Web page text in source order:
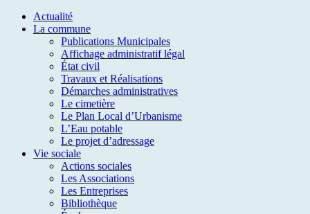
Actualité
La commune
Publications Municipales
Affichage administratif légal
État civil
Travaux et Réalisations
Démarches administratives
Le cimetière
Le Plan Local d’Urbanisme
L’Eau potable
Le projet d’adressage
Vie sociale
Actions sociales
Les Associations
Les Entreprises
Bibliothèque